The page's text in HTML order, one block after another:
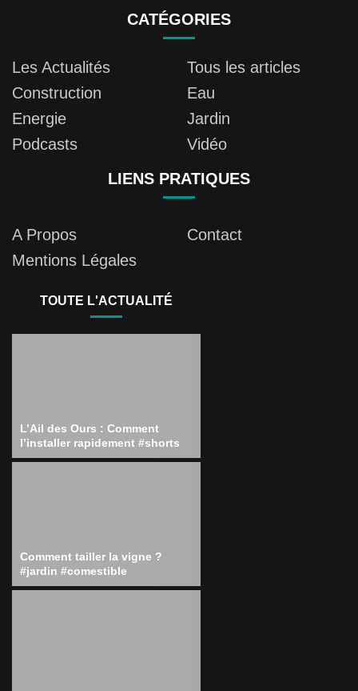
CATÉGORIES
Les Actualités
Tous les articles
Construction
Eau
Energie
Jardin
Podcasts
Vidéo
LIENS PRATIQUES
A Propos
Contact
Mentions Légales
TOUTE L'ACTUALITÉ
L’Ail des Ours : Comment
l’installer rapidement #shorts
Comment tailler la vigne ?
#jardin #comestible